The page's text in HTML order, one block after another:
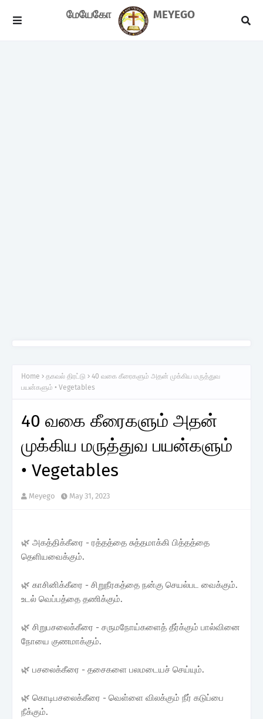
மேயேகோ MEYEGO
Home தகவல் திரட்டு
40 வகை கீரைகளும் அதன் முக்கிய மருத்துவ
பயன்களும் • Vegetables
40 வகை கீரைகளும் அதன்
முக்கிய மருத்துவ பயன்களும்
• Vegetables
Meyego May 31, 2023
🌿 அகத்திக்கீரை - ரத்தத்தை சுத்தமாக்கி பித்தத்தை
தெளியவைக்கும்.
🌿 காசினிக்கீரை - சிறுநீரகத்தை நன்கு செயல்பட வைக்கும்.
உடல் வெப்பத்தை தணிக்கும்.
🌿 சிறுபசலைக்கீரை - சருமநோய்களைத் தீர்க்கும் பால்வினை
நோயை குணமாக்கும்.
🌿 பசலைக்கீரை - தசைகளை பலமடையச் செய்யும்.
🌿 கொடிபசலைக்கீரை - வெள்ளை விலக்கும் நீர் கடுப்பை
நீக்கும்.